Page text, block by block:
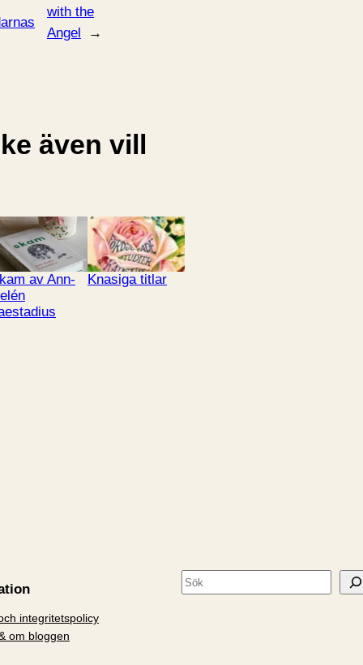
with the
Angel
→
även vill
av Ann-
Knasiga titlar
integritetspolicy
om bloggen
S